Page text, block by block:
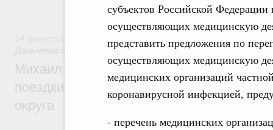
субъектов Российской
осуществляющих медицинскую
представить предложения по
осуществляющих медицинскую
медицинских организаций
коронавирусной инфекцией,
- перечень медицинских
14 августа 2025, четверг
Дальневосточного федерального округа (кроме Сахалина
Михаил Мишустин дал поручения по
поездки в Дальневосточный и
округа